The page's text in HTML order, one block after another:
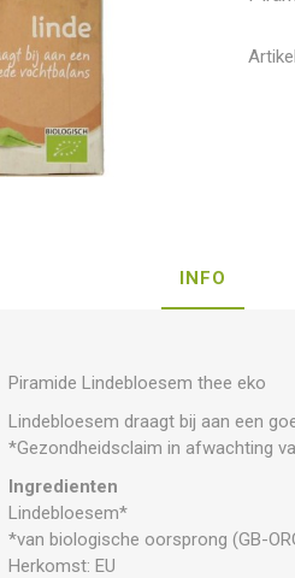
INFO
Piramide Lindebloesem thee eko
Lindebloesem draagt bij aan een
*Gezondheidsclaim in afwachting
Ingredienten
Lindebloesem*
*van biologische oorsprong (GB-
Herkomst: EU